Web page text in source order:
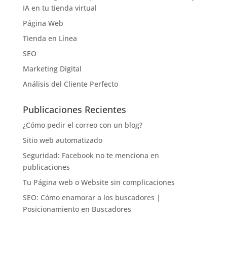
IA en tu tienda virtual
Página Web
Tienda en Línea
SEO
Marketing Digital
Análisis del Cliente Perfecto
Publicaciones Recientes
¿Cómo pedir el correo con un blog?
Sitio web automatizado
Seguridad: Facebook no te menciona en
publicaciones
Tu Página web o Website sin complicaciones
SEO: Cómo enamorar a los buscadores |
Posicionamiento en Buscadores